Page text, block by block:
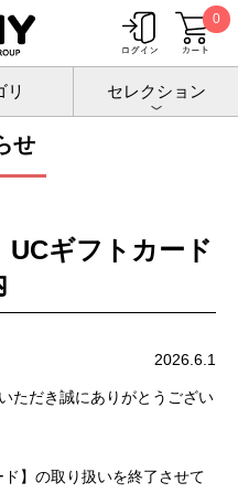
0
リ セレクション
せ
UCギフトカード
2026.6.1
ただき誠にありがとうござい
】の取り扱いを終了させて